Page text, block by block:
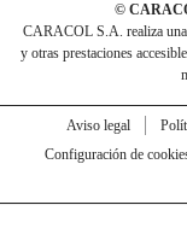
©
CARACOL S.A. realiza una
y otras prestaciones
Aviso legal
Configuración de